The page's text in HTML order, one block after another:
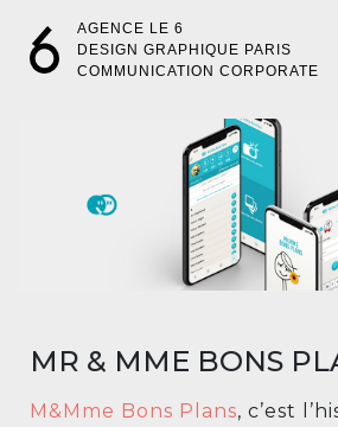
AGENCE LE 6
DESIGN GRAPHIQUE PARIS
COMMUNICATION CORPORATE
MR & MME BONS
M&Mme Bons Plans, c’est